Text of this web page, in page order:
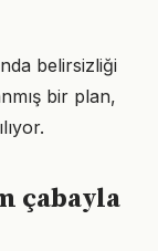
belirsizliği
bir plan,
çabayla